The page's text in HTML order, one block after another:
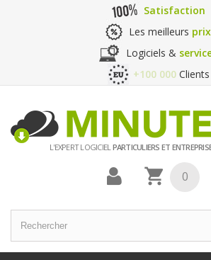
Satisfaction
Les meilleurs prix
Logiciels &
+100 000 Clients
L'EXPERT LOGICIELPARTICULIERS ET
0